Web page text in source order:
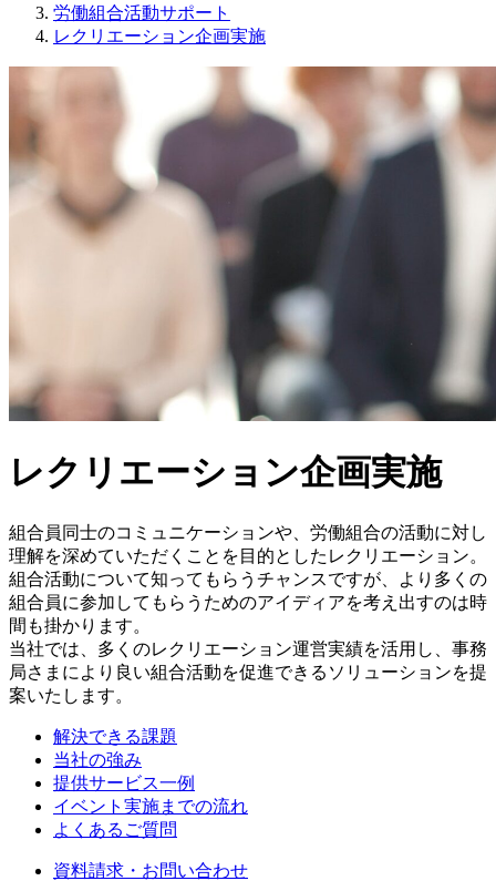
労働組合活動サポート
レクリエーション企画実施
レクリエーション企画実施
組合員同士のコミュニケーションや、労働組合の活動に対し
理解を深めていただくことを目的としたレクリエーション。
組合活動について知ってもらうチャンスですが、より多くの
組合員に参加してもらうためのアイディアを考え出すのは時
間も掛かります。
当社では、多くのレクリエーション運営実績を活用し、事務
局さまにより良い組合活動を促進できるソリューションを提
案いたします。
解決できる課題
当社の強み
提供サービス一例
イベント実施までの流れ
よくあるご質問
資料請求・お問い合わせ